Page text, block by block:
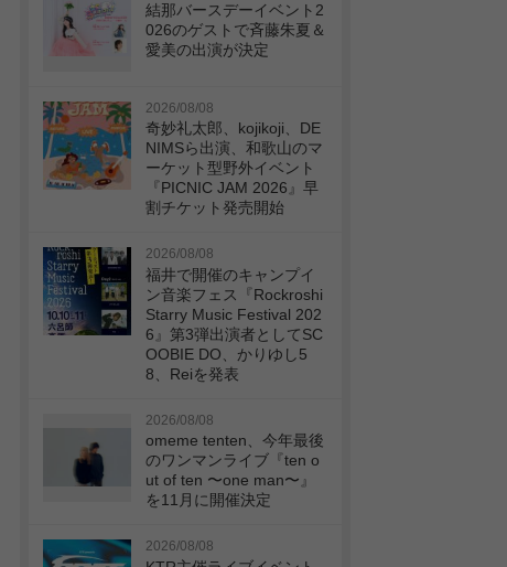
結那バースデーイベント2
026のゲストで斉藤朱夏＆
愛美の出演が決定
2026/08/08
奇妙礼太郎、kojikoji、DE
NIMSら出演、和歌山のマ
ーケット型野外イベント
『PICNIC JAM 2026』早
割チケット発売開始
2026/08/08
福井で開催のキャンプイ
ン音楽フェス『Rockroshi
Starry Music Festival 202
6』第3弾出演者としてSC
OOBIE DO、かりゆし5
8、Reiを発表
2026/08/08
omeme tenten、今年最後
のワンマンライブ『ten o
ut of ten 〜one man〜』
を11月に開催決定
2026/08/08